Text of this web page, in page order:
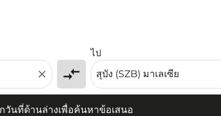
close compare_arrows
ไป
วันที่ด้านล่างเพื่อค้นหาข้อเสนอ
ที่ด้านล่างเพื่อค้นหาข้อเสนอ